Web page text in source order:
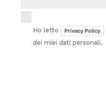
Ho letto Privacy Policy
dei miei dati personali.